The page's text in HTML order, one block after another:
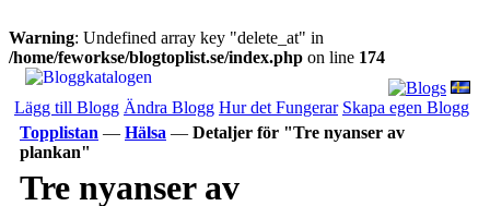
Warning: Undefined array key "delete_at" in
/home/feworkse/blogtoplist.se/index.php on line 174
Lägg till Blogg Ändra Blogg Hur det Fungerar Skapa egen Blogg
Topplistan — Hälsa — Detaljer för "Tre nyanser av
plankan"
Tre nyanser av